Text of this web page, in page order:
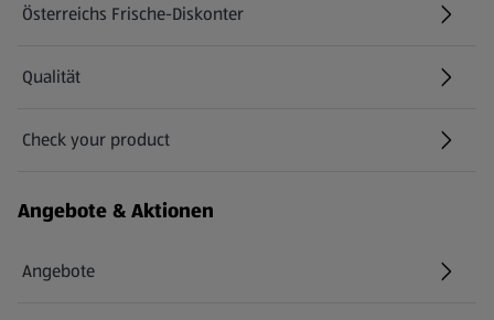
Österreichs Frische-Diskonter
Qualität
Check your product
(öffnet in einem neuen Tab)
Angebote & Aktionen
Angebote